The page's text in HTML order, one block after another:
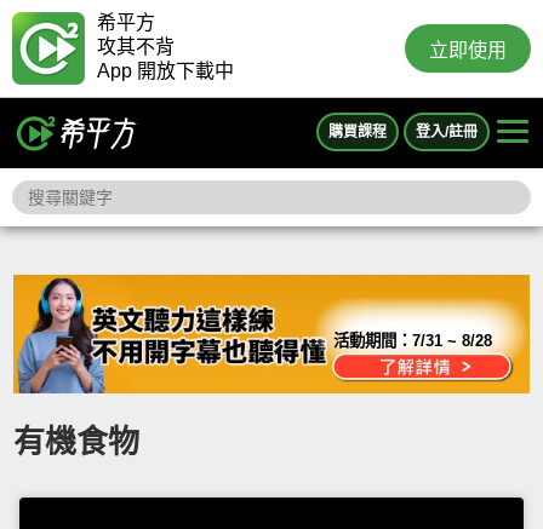
希平方
攻其不背
App 開放下載中
立即使用
購買課程 登入/註冊
活動期間：7/31 ~ 8/28
有機食物